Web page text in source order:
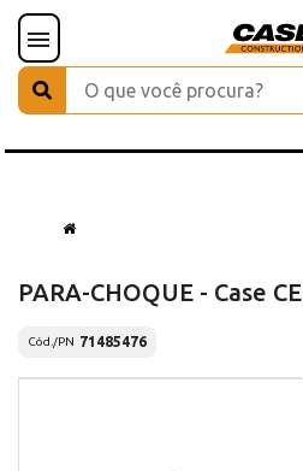
PARA-CHOQUE - Case CE
Cód./PN 71485476